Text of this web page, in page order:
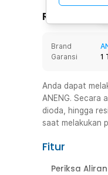
Rincian
Brand
Garansi
1
Anda dapat
ANENG. Secara
dioda, hingga
saat melakukan
Fitur
Periksa